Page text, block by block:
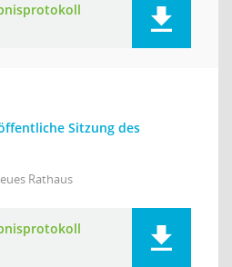
Sitzung des
Rathaus